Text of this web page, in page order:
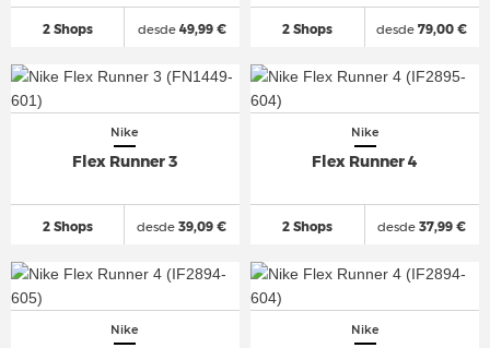
2 Shops desde49,99 € 2 Shops desde 79,00 €
Nike
Flex Runner 3
2 Shops desde 39,09 €
Nike
Flex Runner 4
2 Shops desde 37,99 €
Nike Nike